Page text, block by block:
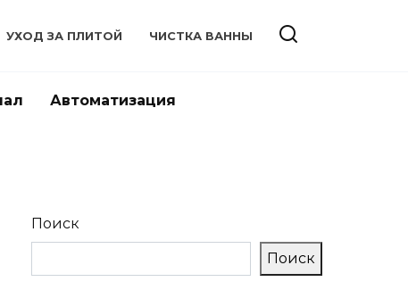
УХОД ЗА ПЛИТОЙ ЧИСТКА ВАННЫ
Автоматизация
Поиск
Поиск